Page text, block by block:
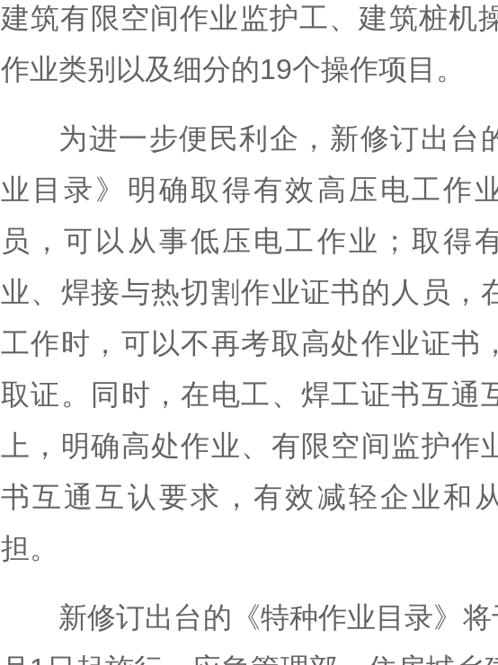
建筑有限空间作业监护工、建筑桩机
作业类别以及细分的19个操作项目。
为进一步便民利企，新修订出台
业目录》明确取得有效高压电工作
员，可以从事低压电工作业；取得
业、焊接与热切割作业证书的人员，
工作时，可以不再考取高处作业证书
取证。同时，在电工、焊工证书互通
上，明确高处作业、有限空间监护作
书互通互认要求，有效减轻企业和
担。
新修订出台的《特种作业目录》